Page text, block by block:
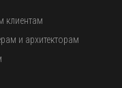
клиентам
и архитекторам